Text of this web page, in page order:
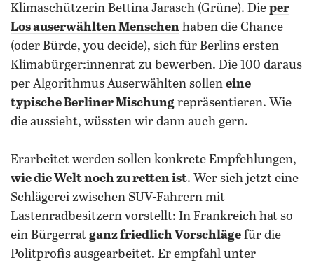
Klimaschützerin Bettina Jarasch (Grüne). Die per
Los auserwählten Menschen haben die Chance
(oder Bürde, you decide), sich für Berlins ersten
Klimabürger:innenrat zu bewerben. Die 100 daraus
per Algorithmus Auserwählten sollen eine
typische Berliner Mischung repräsentieren. Wie
die aussieht, wüssten wir dann auch gern.
Erarbeitet werden sollen konkrete Empfehlungen,
wie die Welt noch zu retten ist. Wer sich jetzt eine
Schlägerei zwischen SUV-Fahrern mit
Lastenradbesitzern vorstellt: In Frankreich hat so
ein Bürgerrat ganz friedlich Vorschläge für die
Politprofis ausgearbeitet. Er empfahl unter